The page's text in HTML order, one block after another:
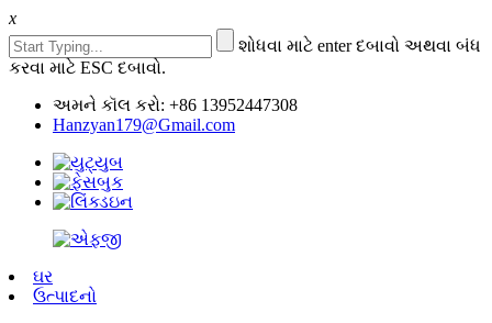
x
શોધવા માટે enter દબાવો અથવા બંધ
કરવા માટે ESC દબાવો.
અમને કૉલ કરો: +86 13952447308
Hanzyan179@Gmail.com
ઘર
ઉત્પાદનો